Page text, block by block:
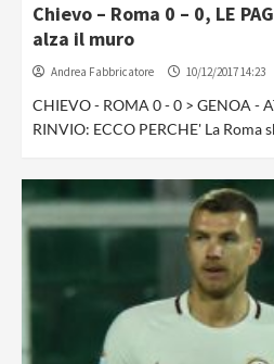
Chievo – Roma 0 – 0, LE
alza il muro
Andrea Fabbricatore 10/12/2017 14:23
CHIEVO - ROMA 0 - 0 > GENOA -
RINVIO: ECCO PERCHE' La Roma